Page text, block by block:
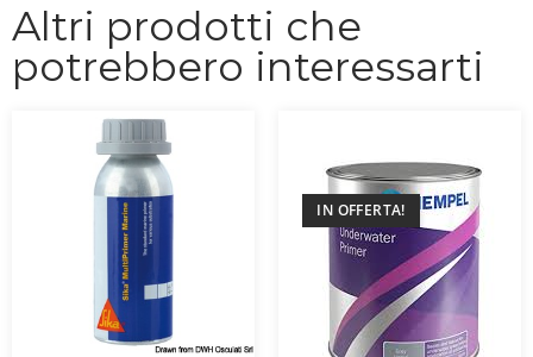
Altri prodotti che
potrebbero interessarti
IN OFFERTA!